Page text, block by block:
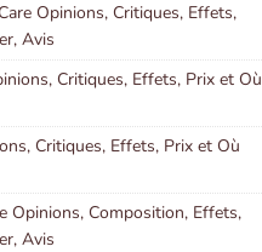
Opinions, Critiques, Effets,
Avis
Critiques, Effets, Prix et Où
Critiques, Effets, Prix et Où
Opinions, Composition, Effets,
Avis